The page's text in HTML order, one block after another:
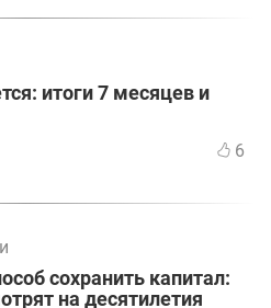
итоги 7 месяцев и
6
сохранить капитал:
на десятилетия